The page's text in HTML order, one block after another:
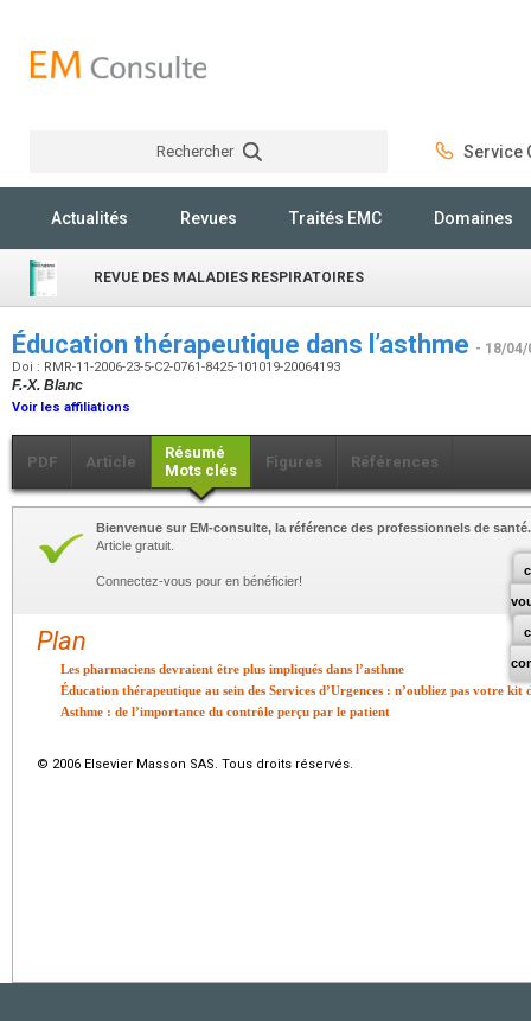
Rechercher Service
Actualités Revues Traités EMC Domaines
REVUE DES MALADIES RESPIRATOIRES
Éducation thérapeutique dans l’asthme - 18/04/
Doi : RMR-11-2006-23-5-C2-0761-8425-101019-20064193
F.-X. Blanc
Voir les affiliations
PDF Article
Résumé
Mots clés
Figures Références
Bienvenue sur EM-consulte, la référence des professionnels de santé.
Article gratuit.
Connectez-vous pour en bénéficier!
Plan
Les pharmaciens devraient être plus impliqués dans l’asthme
Éducation thérapeutique au sein des Services d’Urgences : n’oubliez pas votre kit
Asthme : de l’importance du contrôle perçu par le patient
© 2006 Elsevier Masson SAS. Tous droits réservés.